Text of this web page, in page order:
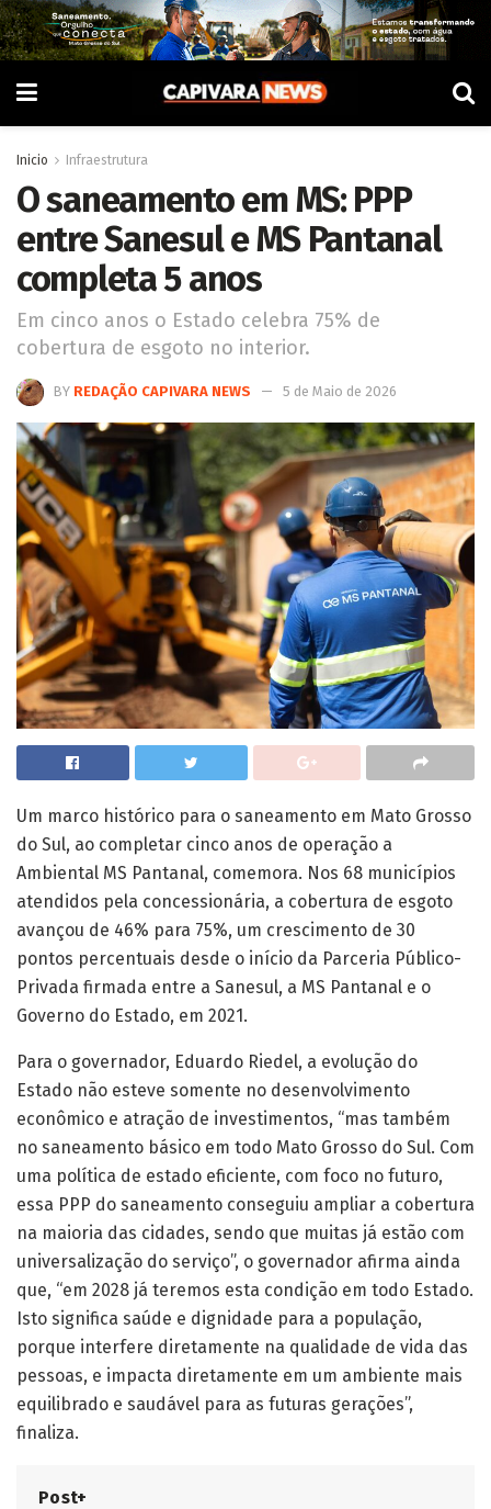
Inicio Infraestrutura
O saneamento em MS: PPP
entre Sanesul e MS Pantanal
completa 5 anos
Em cinco anos o Estado celebra 75% de
cobertura de esgoto no interior.
BY REDAÇÃO CAPIVARA NEWS 5 de Maio de 2026
Um marco histórico para o saneamento em Mato Grosso
do Sul, ao completar cinco anos de operação a
Ambiental MS Pantanal, comemora. Nos 68 municípios
atendidos pela concessionária, a cobertura de esgoto
avançou de 46% para 75%, um crescimento de 30
pontos percentuais desde o início da Parceria Público-
Privada firmada entre a Sanesul, a MS Pantanal e o
Governo do Estado, em 2021.
Para o governador, Eduardo Riedel, a evolução do
Estado não esteve somente no desenvolvimento
econômico e atração de investimentos, “mas também
no saneamento básico em todo Mato Grosso do Sul. Com
uma política de estado eficiente, com foco no futuro,
essa PPP do saneamento conseguiu ampliar a cobertura
na maioria das cidades, sendo que muitas já estão com
universalização do serviço”, o governador afirma ainda
que, “em 2028 já teremos esta condição em todo Estado.
Isto significa saúde e dignidade para a população,
porque interfere diretamente na qualidade de vida das
pessoas, e impacta diretamente em um ambiente mais
equilibrado e saudável para as futuras gerações”,
finaliza.
Post+